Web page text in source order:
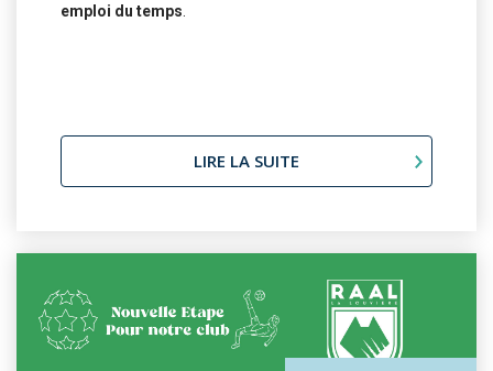
emploi du temps
LIRE LA SUITE